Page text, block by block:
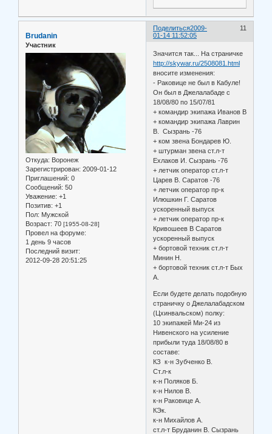
Поделиться 11
2009-
01-14 11:52:05
Brudanin
Участник
Откуда: Воронеж
Зарегистрирован: 2009-01-12
Приглашений: 0
Сообщений: 50
Уважение: +1
Позитив: +1
Пол: Мужской
Возраст: 70 [1955-08-28]
Провел на форуме:
1 день 9 часов
Последний визит:
2012-09-28 20:51:25
Значится так... На страничке
http://skywar.ru/2508081.html
вносите изменения:
- Раковице не был в Кабуле!
Он был в Джелалабаде с
18/08/80 по 15/07/81
+ командир экипажа Иванов В
+ командир экипажа Лаврин
В. Сызрань -76
+ ком звена Бондарев Ю.
+ штурман звена ст.л-т
Ехлаков И. Сызрань -76
+ летчик оператор ст.л-т
Царев В. Саратов -76
+ летчик оператор пр-к
Илюшкин Г. Саратов
ускоренный выпуск
+ летчик оператор пр-к
Кривошеев В Саратов
ускоренный выпуск
+ бортовой техник ст.л-т
Минин Н.
+ бортовой техник ст.л-т Бых
А.
Если будете делать подобную
страничку о Джелалабадском
(Цхинвальском) полку:
10 экипажей Ми-24 из
Нивенского на усиление
прибыли туда 18/08/80 в
составе:
КЗ к-н Зубченко В.
Ст.л-к
к-н Поляков Б.
к-н Нилов В.
к-н Раковице А.
КЭк.
к-н Михайлов А.
ст.л-т Бруданин В. Сызрань